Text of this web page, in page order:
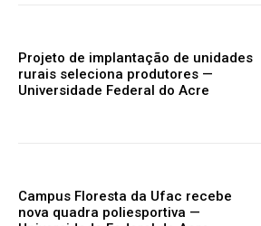
Projeto de implantação de unidades
rurais seleciona produtores —
Universidade Federal do Acre
Campus Floresta da Ufac recebe
nova quadra poliesportiva —